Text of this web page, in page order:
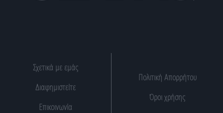
Σχετικά με εμάς
Διαφημιστείτε
Επικοινωνία
Πολιτική Απορρήτου
Όροι χρήσης